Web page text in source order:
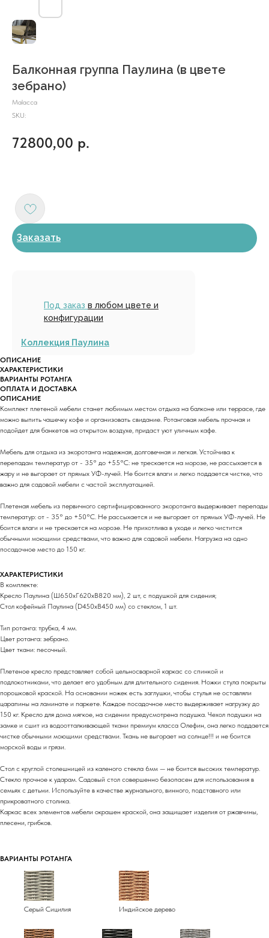
Балконная группа Паулина (в цвете
зебрано)
Malacca
SKU:
72800,00 р.
Заказать
Под заказ в любом цвете и
конфигурации
Коллекция Паулина
ОПИСАНИЕ
ХАРАКТЕРИСТИКИ
ВАРИАНТЫ РОТАНГА
ОПЛАТА И ДОСТАВКА
ОПИСАНИЕ
Комплект плетеной мебели станет любимым местом отдыха на балконе или террасе, где
можно выпить чашечку кофе и организовать свидание. Ротанговая мебель прочная и
подойдет для банкетов на открытом воздухе, придаст уют уличным кафе.
Мебель для отдыха из экоротанга надежная, долговечная и легкая. Устойчива к
перепадам температур от - 35° до +55°С: не трескается на морозе, не рассыхается в
жару и не выгорает от прямых УФ-лучей. Не боится влаги и легко поддается чистке, что
важно для садовой мебели с частой эксплуатацией.
Плетеная мебель из первичного сертифицированного экоротанга выдерживает перепады
температур: от - 35° до +50°С. Не рассыхается и не выгорает от прямых УФ-лучей. Не
боится влаги и не трескается на морозе. Не прихотлива в уходе и легко чистится
обычными моющими средствами, что важно для садовой мебели. Нагрузка на одно
посадочное место до 150 кг.
ХАРАКТЕРИСТИКИ
В комплекте:
Кресло Паулина (Ш650хГ620хВ820 мм), 2 шт, с подушкой для сидения;
Стол кофейный Паулина (D450хВ450 мм) со стеклом, 1 шт.
Тип ротанга: трубка, 4 мм.
Цвет ротанга: зебрано.
Цвет ткани: песочный.
Плетеное кресло представляет собой цельносварной каркас со спинкой и
подлокотниками, что делает его удобным для длительного сидения. Ножки стула покрыты
порошковой краской. На основании ножек есть заглушки, чтобы стулья не оставляли
царапины на ламинате и паркете. Каждое посадочное место выдерживает нагрузку до
150 кг. Кресло для дома мягкое, на сидении предусмотрена подушка. Чехол подушки на
замке и сшит из водоотталкивающей ткани премиум класса Олефин, она легко поддается
чистке обычными моющими средствами. Ткань не выгорает на солнце!!! и не боится
морской воды и грязи.
Стол с круглой столешницей из каленого стекла 6мм — не боится высоких температур.
Стекло прочное к ударам. Садовый стол совершенно безопасен для использования в
семьях с детьми. Используйте в качестве журнального, винного, подставного или
прикроватного столика.
Каркас всех элементов мебели окрашен краской, она защищает изделия от ржавчины,
плесени, грибков.
ВАРИАНТЫ РОТАНГА
Серый Сицилия Индийское дерево